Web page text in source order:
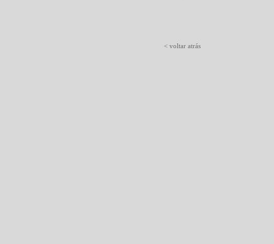
< voltar atrás